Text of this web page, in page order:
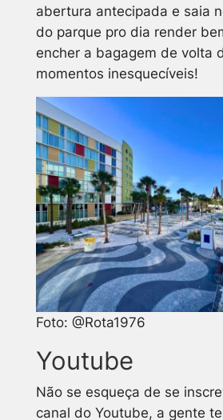
abertura antecipada e saia
do parque pro dia render
encher a bagagem de volta
momentos inesquecíveis!
Foto: @Rota1976
Youtube
Não se esqueça de se
canal do Youtube, a gente